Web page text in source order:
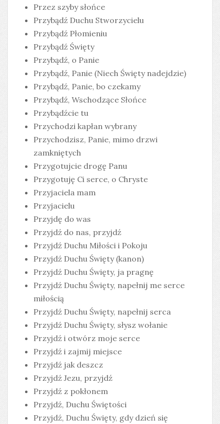
Przez szyby słońce
Przybądź Duchu Stworzycielu
Przybądź Płomieniu
Przybądź Święty
Przybądź, o Panie
Przybądź, Panie (Niech Święty nadejdzie)
Przybądź, Panie, bo czekamy
Przybądź, Wschodzące Słońce
Przybądźcie tu
Przychodzi kapłan wybrany
Przychodzisz, Panie, mimo drzwi
zamkniętych
Przygotujcie drogę Panu
Przygotuję Ci serce, o Chryste
Przyjaciela mam
Przyjacielu
Przyjdę do was
Przyjdź do nas, przyjdź
Przyjdź Duchu Miłości i Pokoju
Przyjdź Duchu Święty (kanon)
Przyjdź Duchu Święty, ja pragnę
Przyjdź Duchu Święty, napełnij me serce
miłością
Przyjdź Duchu Święty, napełnij serca
Przyjdź Duchu Święty, słysz wołanie
Przyjdź i otwórz moje serce
Przyjdź i zajmij miejsce
Przyjdź jak deszcz
Przyjdź Jezu, przyjdź
Przyjdź z pokłonem
Przyjdź, Duchu Świętości
Przyjdź, Duchu Święty, gdy dzień się